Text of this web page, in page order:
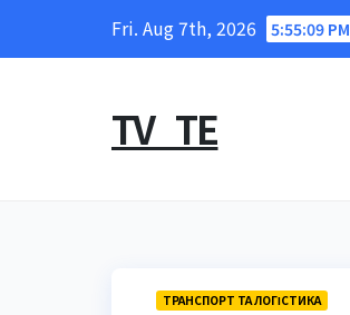
Fri. Aug 7th, 2026 5:55:10 PM
TV_TE
ТРАНСПОРТ ТА ЛОГІСТИКА